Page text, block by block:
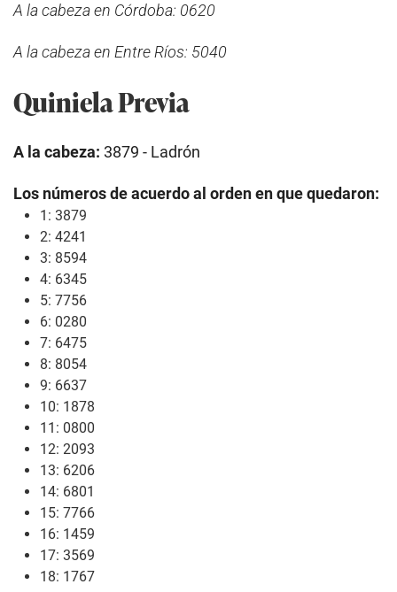
A la cabeza en Córdoba: 0620
A la cabeza en Entre Ríos: 5040
Quiniela Previa
A la cabeza: 3879 - Ladrón
Los números de acuerdo al orden en que quedaron:
1: 3879
2: 4241
3: 8594
4: 6345
5: 7756
6: 0280
7: 6475
8: 8054
9: 6637
10: 1878
11: 0800
12: 2093
13: 6206
14: 6801
15: 7766
16: 1459
17: 3569
18: 1767